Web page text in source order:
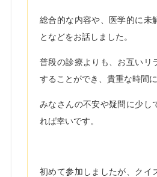
総合的な内容や、医学的に未
となどをお話しました。
普段の診療よりも、お互いリ
することができ、貴重な時間に
みなさんの不安や疑問に少し
れば幸いです。
初めて参加しましたが、クイ